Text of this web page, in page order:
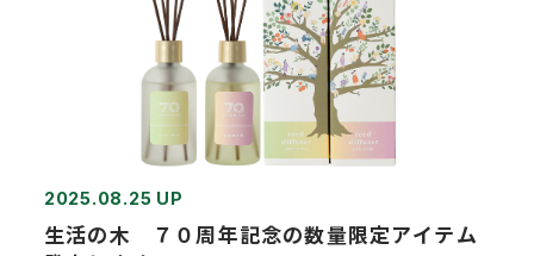
2025.08.25 UP
生活の木 ７０周年記念の数量限定アイテム